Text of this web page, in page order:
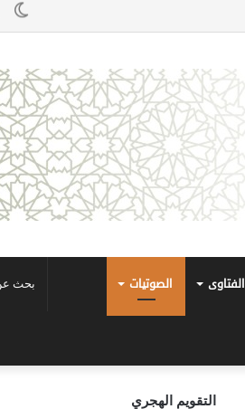
الفتاوى الصوتيات
التقويم الهجري